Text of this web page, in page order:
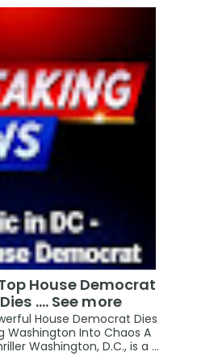
House Democrat
.... See more
House Democrat Dies
Washington Into Chaos A
Washington, D.C., is a ...